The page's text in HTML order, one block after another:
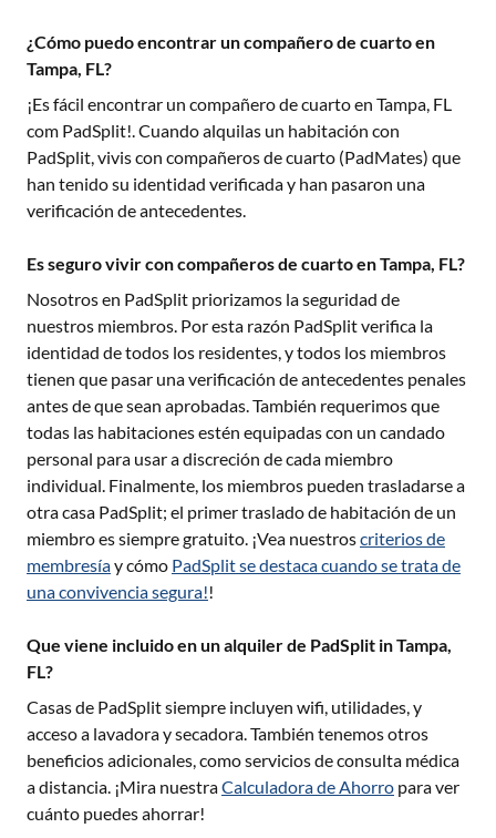
¿Cómo puedo encontrar un compañero de cuarto en
Tampa, FL?
¡Es fácil encontrar un compañero de cuarto en Tampa, FL
com PadSplit!. Cuando alquilas un habitación con
PadSplit, vivis con compañeros de cuarto (PadMates) que
han tenido su identidad verificada y han pasaron una
verificación de antecedentes.
Es seguro vivir con compañeros de cuarto en Tampa, FL?
Nosotros en PadSplit priorizamos la seguridad de
nuestros miembros. Por esta razón PadSplit verifica la
identidad de todos los residentes, y todos los miembros
tienen que pasar una verificación de antecedentes penales
antes de que sean aprobadas. También requerimos que
todas las habitaciones estén equipadas con un candado
personal para usar a discreción de cada miembro
individual. Finalmente, los miembros pueden trasladarse a
otra casa PadSplit; el primer traslado de habitación de un
miembro es siempre gratuito. ¡Vea nuestroscriterios de
membresíay cómo PadSplit se destaca cuando se trata de
una convivencia segura!!
Que viene incluido en un alquiler de PadSplit in Tampa,
FL?
Casas de PadSplit siempre incluyen wifi, utilidades, y
acceso a lavadora y secadora. También tenemos otros
beneficios adicionales, como servicios de consulta médica
a distancia. ¡Mira nuestraCalculadora de Ahorro para ver
cuánto puedes ahorrar!